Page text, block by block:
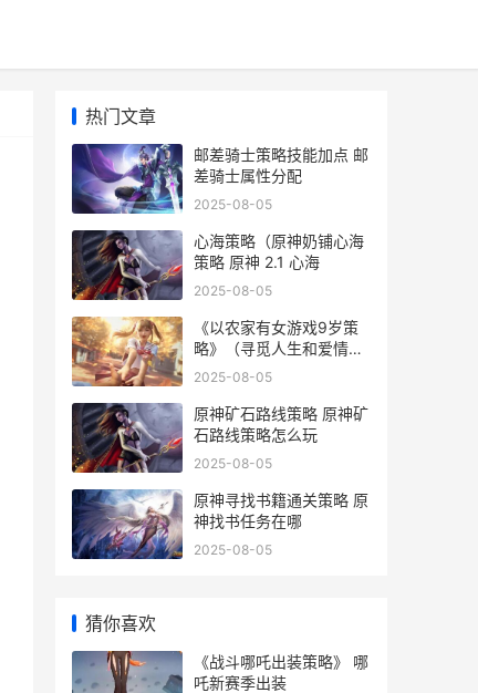
热门文章
邮差骑士策略技能加点 邮
差骑士属性分配
2025-08-05
心海策略（原神奶铺心海
策略 原神 2.1 心海
2025-08-05
《以农家有女游戏9岁策
略》（寻觅人生和爱情的
奇妙冒险 农家有女来种田
2025-08-05
原神矿石路线策略 原神矿
石路线策略怎么玩
2025-08-05
原神寻找书籍通关策略 原
神找书任务在哪
2025-08-05
猜你喜欢
《战斗哪吒出装策略》 哪
吒新赛季出装